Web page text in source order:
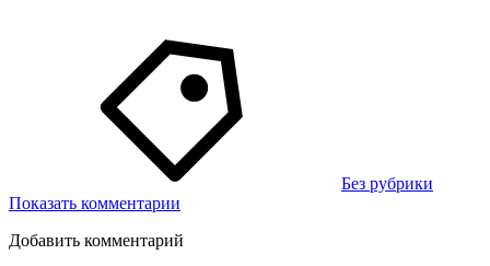
Без рубрики
Показать комментарии
Добавить комментарий